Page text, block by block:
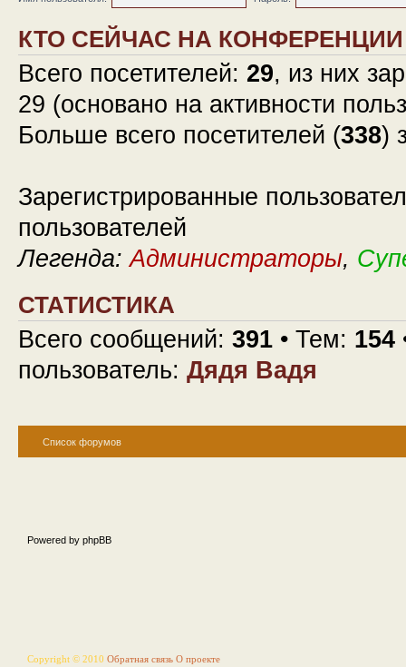
КТО СЕЙЧАС НА КОНФЕРЕНЦИИ
Всего посетителей: 29, из них
29 (основано на активности
Больше всего посетителей (338)
Зарегистрированные
пользователей
Легенда:Администраторы,
СТАТИСТИКА
Всего сообщений: 391 • Тем: 154
пользователь: Дядя Вадя
Список форумов
Powered by phpBB
Copyright © 2010 Обратная связь О проекте